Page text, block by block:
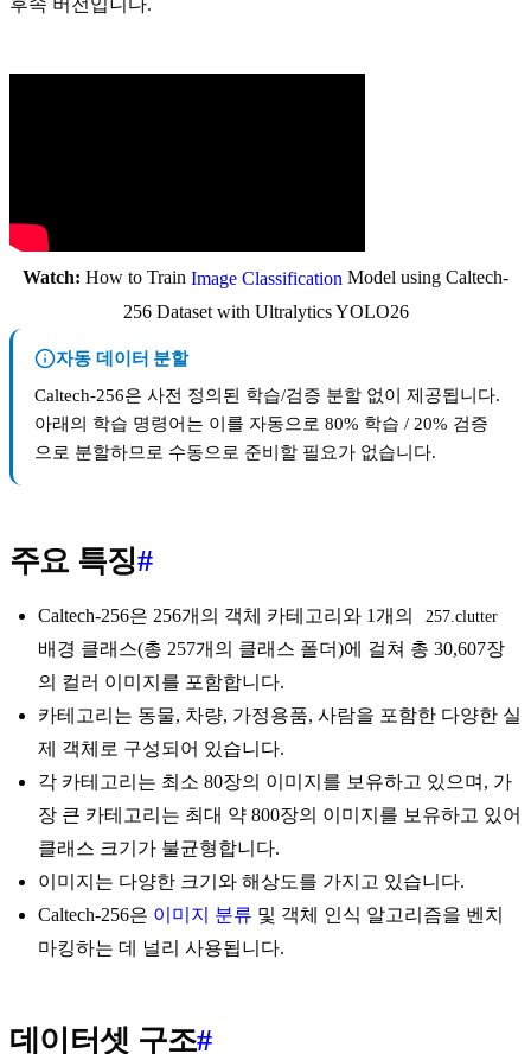
후속 버전입니다.
Watch: How to Train Image Classification Model using Caltech-
256 Dataset with Ultralytics YOLO26
자동 데이터 분할
Caltech-256은 사전 정의된 학습/검증 분할 없이 제공됩니다.
아래의 학습 명령어는 이를 자동으로 80% 학습 / 20% 검증
으로 분할하므로 수동으로 준비할 필요가 없습니다.
주요 특징#
Caltech-256은 256개의 객체 카테고리와 1개의 257.clutter
배경 클래스(총 257개의 클래스 폴더)에 걸쳐 총 30,607장
의 컬러 이미지를 포함합니다.
카테고리는 동물, 차량, 가정용품, 사람을 포함한 다양한 실
제 객체로 구성되어 있습니다.
각 카테고리는 최소 80장의 이미지를 보유하고 있으며, 가
장 큰 카테고리는 최대 약 800장의 이미지를 보유하고 있어
클래스 크기가 불균형합니다.
이미지는 다양한 크기와 해상도를 가지고 있습니다.
Caltech-256은 이미지 분류 및 객체 인식 알고리즘을 벤치
마킹하는 데 널리 사용됩니다.
데이터셋 구조#